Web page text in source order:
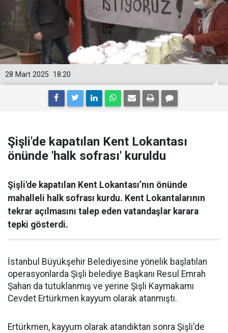
18:20
28 Mart 2025
Şişli'de kapatılan Kent Lokantası
önünde 'halk sofrası' kuruldu
Şişli'de kapatılan Kent Lokantası’nın önünde
mahalleli halk sofrası kurdu. Kent Lokantalarının
tekrar açılmasını talep eden vatandaşlar karara
tepki gösterdi.
İstanbul Büyükşehir Belediyesine yönelik başlatılan
operasyonlarda Şişli belediye Başkanı Resul Emrah
Şahan da tutuklanmış ve yerine Şişli Kaymakamı
Cevdet Ertürkmen kayyum olarak atanmıştı.
Ertürkmen, kayyum olarak atandıktan sonra Şişli'de